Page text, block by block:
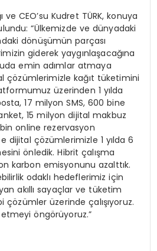
CEO’su Kudret TÜRK, konuya
“Ülkemizde ve dünyadaki
dönüşümün parçası
giderek yaygınlaşacağına
emin adımlar atmaya
çözümlerimizle kağıt tüketimini
üzerinden 1 yılda
17 milyon SMS, 600 bine
15 milyon dijital makbuz
online rezervasyon
dijital çözümlerimizle 1 yılda 6
önledik. Hibrit çalışma
karbon emisyonunu azalttık.
odaklı hedeflerimiz için
akıllı sayaçlar ve tüketim
çözümler üzerinde çalışıyoruz.
öngörüyoruz.”